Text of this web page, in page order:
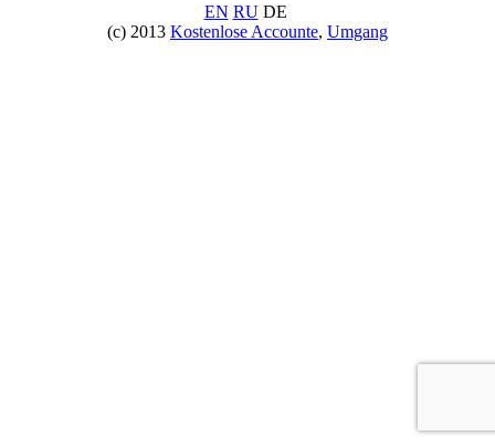
EN RUDE
(c) 2013 Kostenlose Accounte, Umgang